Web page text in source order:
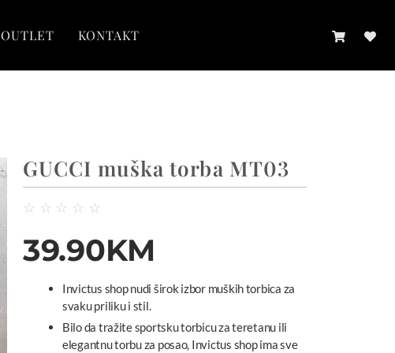
OUTLET KONTAKT
GUCCI muška torba MT03
☆ ☆ ☆ ☆ ☆
39.90KM
Invictus shop nudi širok izbor muških torbica za
svaku priliku i stil.
Bilo da tražite sportsku torbicu za teretanu ili
elegantnu torbu za posao, Invictus shop ima sve